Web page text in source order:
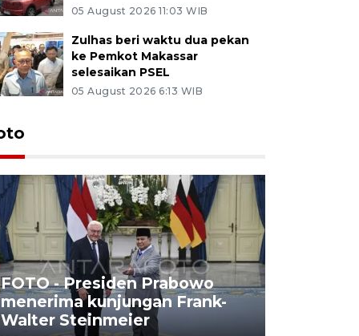
05 August 2026 11:03 WIB
Zulhas beri waktu dua pekan
ke Pemkot Makassar
selesaikan PSEL
05 August 2026 6:13 WIB
FOTO - Presiden Prabowo
menerima kunjungan Frank-
Walter Steinmeier